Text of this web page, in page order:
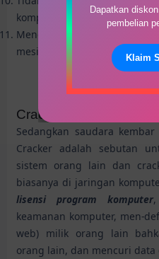
Dapatkan
pembelian
Klaim
komputer yang dihack.
Menghormati mesin yang
mesin yang dihack seperti
Cracker
Sedangkan saudara
Cracker adalah sebutan
sistem orang lain dan
biasanya di jaringan
lisensi program komputer
keamanan komputer, men-
web) milik orang lain
orang lain, dan mencuri data